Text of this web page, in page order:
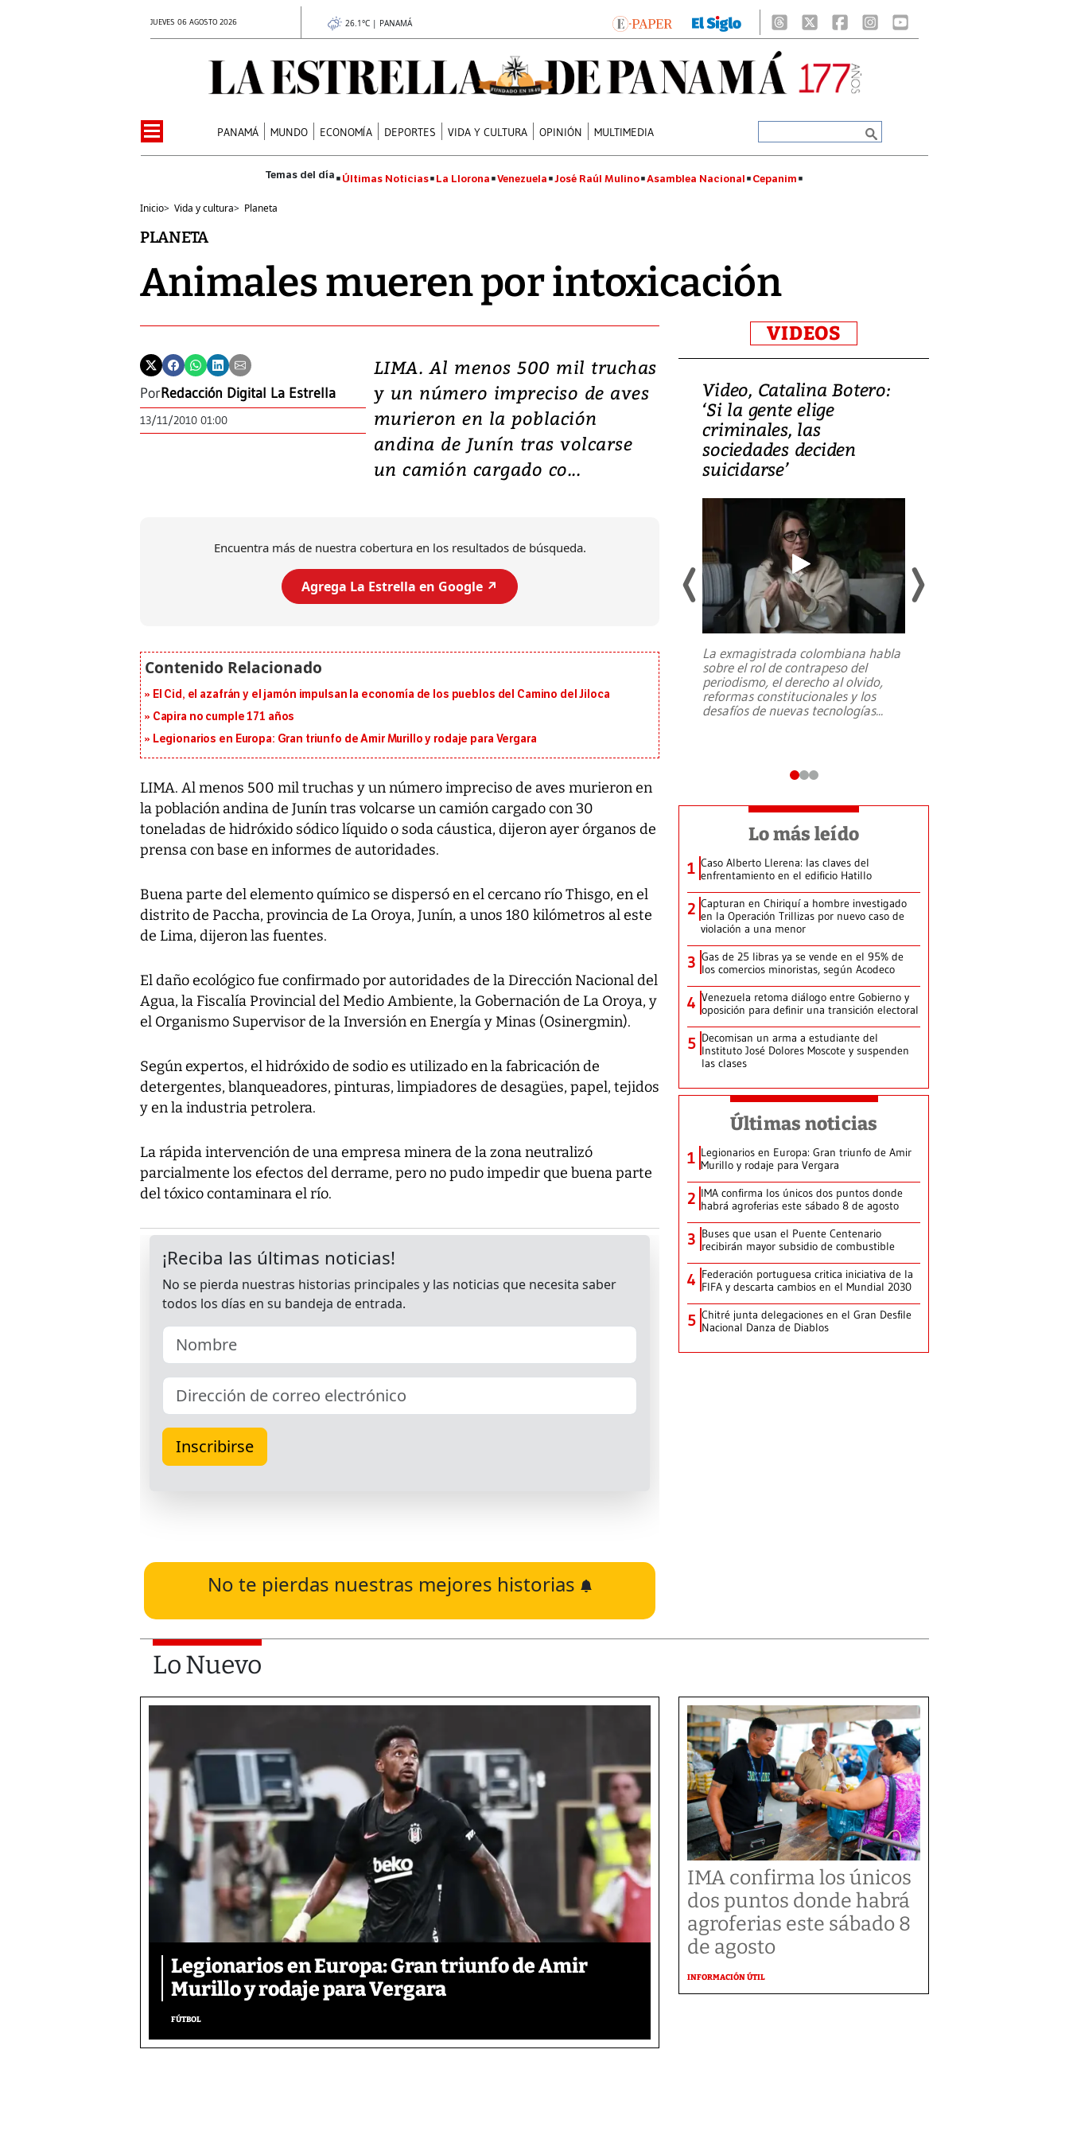
JUEVES 06 AGOSTO 2026 26.1°C | PANAMÁ
PANAMÁ MUNDO ECONOMÍA DEPORTES VIDA Y CULTURA OPINIÓN MULTIMEDIA
Últimas Noticias La Llorona Venezuela José Raúl Mulino Asamblea Nacional Cepanim
Inicio> Vida y cultura> Planeta
PLANETA
Animales mueren por intoxicación
PorRedacción Digital La Estrella
13/11/2010 01:00
LIMA. Al menos 500 mil truchas
y un número impreciso de aves
murieron en la población
andina de Junín tras volcarse
un camión cargado co...
Encuentra más de nuestra cobertura en los resultados de búsqueda.
Agrega La Estrella en Google ↗️
El Cid, el azafrán y el jamón impulsan la economía de los pueblos del Camino del Jiloca
Capira no cumple 171 años
Legionarios en Europa: Gran triunfo de Amir Murillo y rodaje para Vergara
LIMA. Al menos 500 mil truchas y un número impreciso de aves murieron en
la población andina de Junín tras volcarse un camión cargado con 30
toneladas de hidróxido sódico líquido o soda cáustica, dijeron ayer órganos de
prensa con base en informes de autoridades.
Buena parte del elemento químico se dispersó en el cercano río Thisgo, en el
distrito de Paccha, provincia de La Oroya, Junín, a unos 180 kilómetros al este
de Lima, dijeron las fuentes.
El daño ecológico fue confirmado por autoridades de la Dirección Nacional del
Agua, la Fiscalía Provincial del Medio Ambiente, la Gobernación de La Oroya, y
el Organismo Supervisor de la Inversión en Energía y Minas (Osinergmin).
Según expertos, el hidróxido de sodio es utilizado en la fabricación de
detergentes, blanqueadores, pinturas, limpiadores de desagües, papel, tejidos
y en la industria petrolera.
La rápida intervención de una empresa minera de la zona neutralizó
parcialmente los efectos del derrame, pero no pudo impedir que buena parte
del tóxico contaminara el río.
No te pierdas nuestras mejores historias
VIDEOS
Video, Japón: Terremoto
deja heridos y graves
daños en Kumamoto
al sur de Japón, provocando una
Video, Catalina Botero:
‘Si la gente elige
criminales, las
sociedades deciden
suicidarse’
La exmagistrada colombiana habla
sobre el rol de contrapeso del
periodismo, el derecho al olvido,
reformas constitucionales y los
desafíos de nuevas tecnologías...
Lo más leído
1 Caso Alberto Llerena: las claves del
enfrentamiento en el edificio Hatillo
2 Capturan en Chiriquí a hombre investigado
en la Operación Trillizas por nuevo caso de
violación a una menor
3 Gas de 25 libras ya se vende en el 95% de
los comercios minoristas, según Acodeco
4 Venezuela retoma diálogo entre Gobierno y
oposición para definir una transición electoral
5 Decomisan un arma a estudiante del
Instituto José Dolores Moscote y suspenden
las clases
Últimas noticias
1 Legionarios en Europa: Gran triunfo de Amir
Murillo y rodaje para Vergara
2 IMA confirma los únicos dos puntos donde
habrá agroferias este sábado 8 de agosto
3 Buses que usan el Puente Centenario
recibirán mayor subsidio de combustible
4 Federación portuguesa critica iniciativa de la
FIFA y descarta cambios en el Mundial 2030
5 Chitré junta delegaciones en el Gran Desfile
Nacional Danza de Diablos
Lo Nuevo
Legionarios en Europa: Gran triunfo de Amir
Murillo y rodaje para Vergara
FÚTBOL
IMA confirma los únicos
dos puntos donde habrá
agroferias este sábado 8
de agosto
INFORMACIÓN ÚTIL